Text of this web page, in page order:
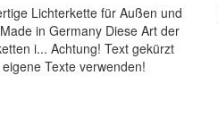
Lichterkette für Außen und
in Germany Diese Art der
i... Achtung! Text gekürzt
Texte verwenden!